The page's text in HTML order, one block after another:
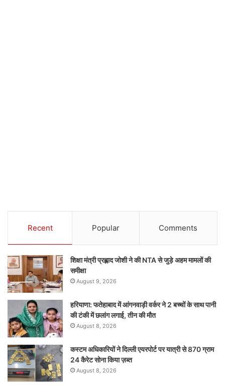
Recent Popular Comments
शिक्षा मंत्री प्रह्लाद जोशी ने की NTA से जुड़े अहम मामलों की
समीक्षा
August 9, 2026
हरियाणा: फतेहाबाद में आंगनवाड़ी वर्कर ने 2 बच्चों के साथ पानी
की टंकी में छलांग लगाई, तीन की मौत
August 8, 2026
कस्टम अधिकारियों ने दिल्ली एयरपोर्ट पर यात्री से 870 ग्राम
24 कैरेट सोना किया ज़ब्त
August 8, 2026